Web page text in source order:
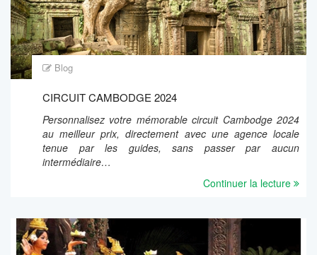
Blog
CIRCUIT CAMBODGE 2024
Personnalisez votre mémorable circuit Cambodge 2024
au meilleur prix, directement avec une agence locale
tenue par les guides, sans passer par aucun
intermédiaire…
Continuer la lecture